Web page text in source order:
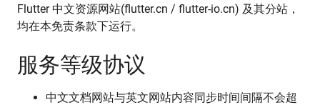
Flutter 中文资源网站(flutter.cn / flutter-io.cn) 及其分站，
均在本免责条款下运行。
服务等级协议
中文文档网站与英文网站内容同步时间间隔不会超